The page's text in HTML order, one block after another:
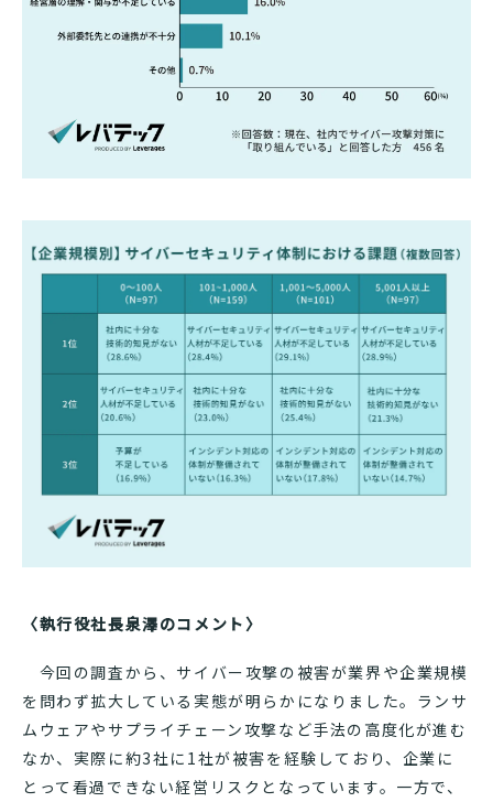
〈執行役社長泉澤のコメント〉
今回の調査から、サイバー攻撃の被害が業界や企業規模
を問わず拡大している実態が明らかになりました。ランサ
ムウェアやサプライチェーン攻撃など手法の高度化が進む
なか、実際に約3社に1社が被害を経験しており、企業に
とって看過できない経営リスクとなっています。一方で、